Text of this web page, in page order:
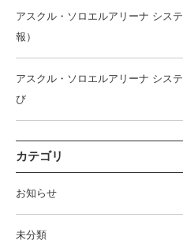
アスクル・ソロエルアリーナ シス
報）
アスクル・ソロエルアリーナ シス
び
カテゴリ
お知らせ
未分類